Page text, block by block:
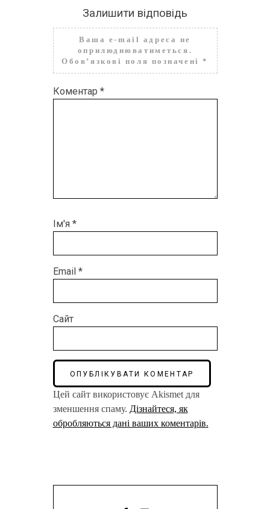
Залишити відповідь
Ваша e-mail адреса не
оприлюднюватиметься.
Обов’язкові поля позначені*
Коментар *
Ім'я *
Email *
Сайт
Цей сайт використовує Akismet для
зменшення спаму. Дізнайтеся, як
обробляються дані ваших коментарів.